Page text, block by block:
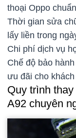
thoại Oppo
Thời gian sửa
lấy liền trong
Chi phí dịch vụ
Chế độ bảo
ưu đãi cho
Quy trình
A92 chuyên